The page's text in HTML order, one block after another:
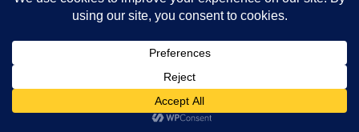
expérience sur notre site. Si vous continuez à utiliser ce
dernier, nous considérerons que vous acceptez l'utilisation des
cookies.
OK